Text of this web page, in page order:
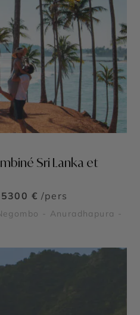
Sri Lanka et
5300 € /pers
- Anuradhapura -